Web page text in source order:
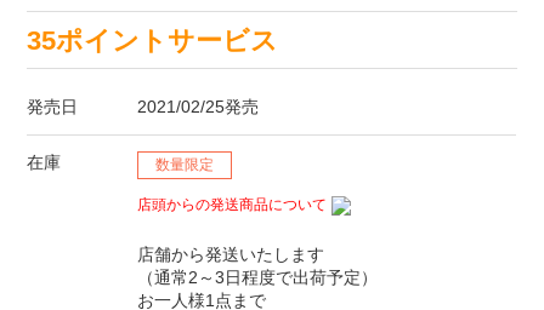
35ポイントサービス
発売日 2021/02/25発売
在庫 数量限定
店頭からの発送商品について
店舗から発送いたします
（通常2～3日程度で出荷予定）
お一人様1点まで